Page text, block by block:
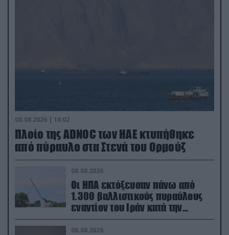
08.08.2026 | 18:02
Πλοίο της ADNOC των ΗΑΕ κτυπήθηκε
από πύραυλο στα Στενά του Ορμούζ
08.08.2026
Οι ΗΠΑ εκτόξευσαν πάνω από
1.300 βαλλιστικούς πυραύλους
εναντίον του Ιράν κατά την
διάρκεια του πολέμου
08.08.2026